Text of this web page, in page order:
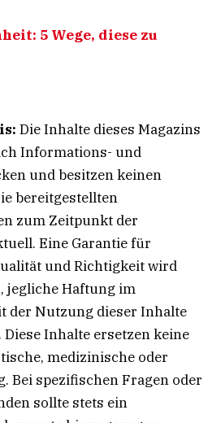
5 Wege, diese zu
Die Inhalte dieses Magazins
Informations- und
und besitzen keinen
bereitgestellten
zum Zeitpunkt der
Eine Garantie für
und Richtigkeit wird
jegliche Haftung im
der Nutzung dieser Inhalte
Inhalte ersetzen keine
medizinische oder
Bei spezifischen Fragen oder
sollte stets ein